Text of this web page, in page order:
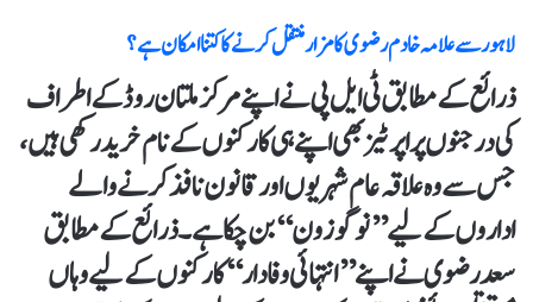
لاہور سے علامہ خادم رضوی کا مزار منتقل کرنے کا کتنا امکان ہے ؟
ذرائع کے مطابق ٹی ایل پی نے اپنے مرکز ملتان روڈ کے اطراف
کی درجنوں پراپرٹیز بھی اپنے ہی کارکنوں کے نام خرید رکھی ہیں،
جس سے وہ علاقہ عام شہریوں اور قانون نافذ کرنے والے
اداروں کے لیے ’’نو گو زون‘‘ بن چکا ہے۔ ذرائع کے مطابق
سعد رضوی نے اپنے ’’انتہائی وفادار‘‘ کارکنوں کے لیے وہاں